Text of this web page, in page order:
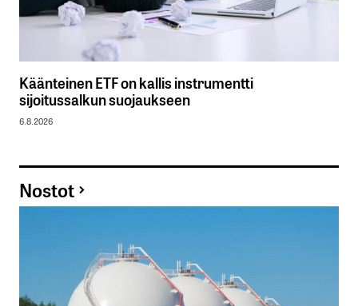
Käänteinen ETF on kallis instrumentti
sijoitussalkun suojaukseen
6.8.2026
Nostot